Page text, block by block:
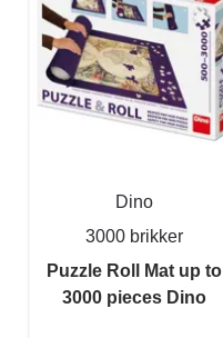
Dino
3000 brikker
Puzzle Roll Mat up to
3000 pieces Dino